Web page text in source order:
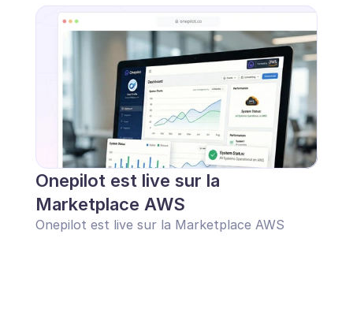
Onepilot est live sur la
Marketplace AWS
Onepilot est live sur la Marketplace AWS